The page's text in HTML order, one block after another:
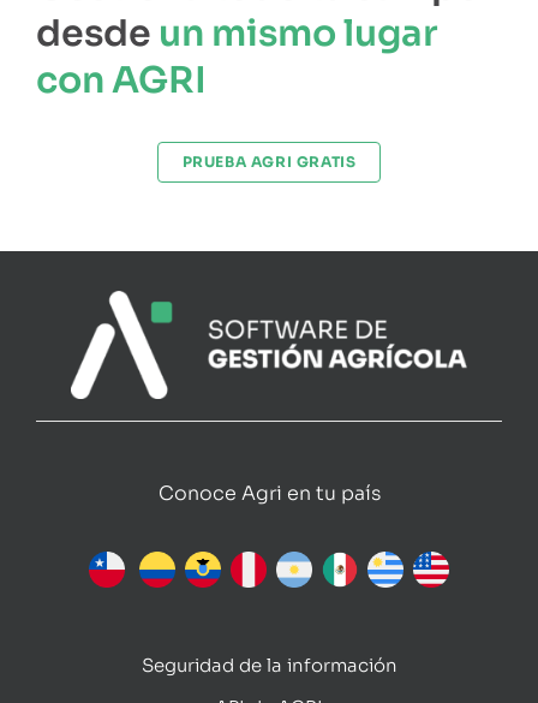
desde un mismo lugar
con AGRI
PRUEBA AGRI GRATIS
Conoce Agri en tu país
Seguridad de la información